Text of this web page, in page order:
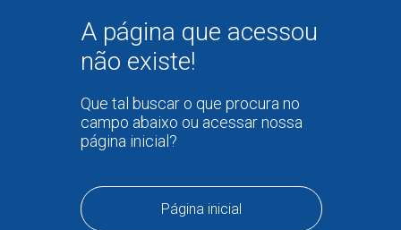
A página que acessou
não existe!
Que tal buscar o que procura no
campo abaixo ou acessar nossa
página inicial?
Página inicial